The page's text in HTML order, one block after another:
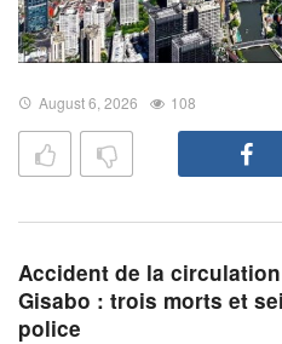
August 6, 2026 108
Accident de la
Gisabo : trois morts et
police